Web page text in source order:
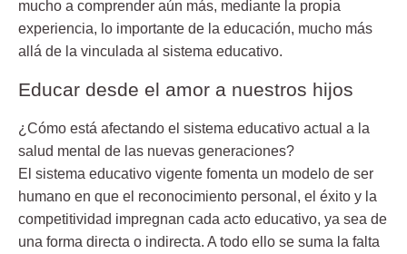
mucho a comprender aún más, mediante la propia
experiencia, lo importante de la educación, mucho más
allá de la vinculada al sistema educativo.
Educar desde el amor a nuestros hijos
¿Cómo está afectando el sistema educativo actual a la
salud mental de las nuevas generaciones?
El sistema educativo vigente fomenta un modelo de ser
humano en que el reconocimiento personal, el éxito y la
competitividad impregnan cada acto educativo, ya sea de
una forma directa o indirecta. A todo ello se suma la falta